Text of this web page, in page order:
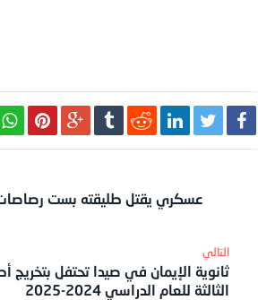
عسكري يقتل طليقته بست
‎التالي
ثانوية الإيمان في صيدا تحتفل بتخريج
الثالثة للعام الدراسي 2024-2025